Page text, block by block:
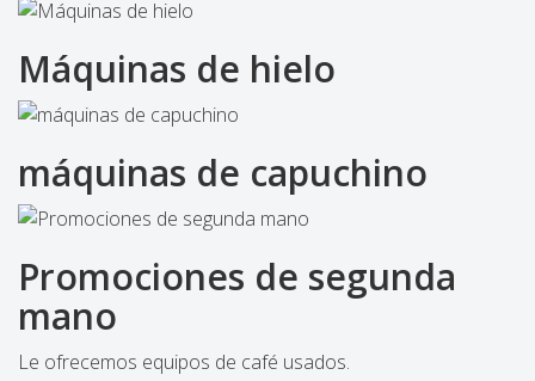
Máquinas de hielo
máquinas de capuchino
Promociones de segunda
mano
Le ofrecemos equipos de café usados.